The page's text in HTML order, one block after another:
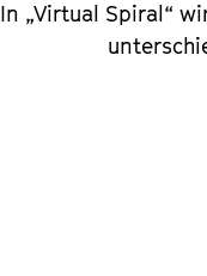
In „Virtual Spiral“